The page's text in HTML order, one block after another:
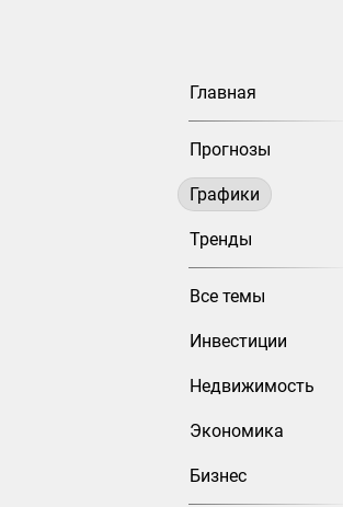
Главная
Прогнозы
Графики
Тренды
Все темы
Инвестиции
Недвижимость
Экономика
Бизнес